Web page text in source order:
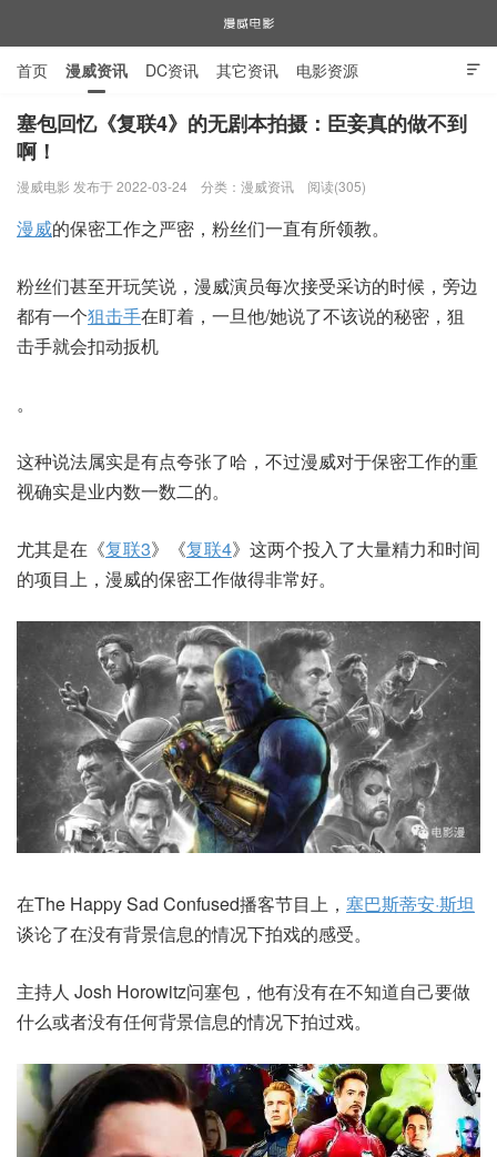
漫威电影

首页 漫威资讯 DC资讯 其它资讯 电影资源
电视剧资源 漫威图片
塞包回忆《复联4》的无剧本拍摄：臣妾真的做不到
啊！
漫威电影 发布于 2022-03-24 分类： 漫威资讯 阅读(305)
漫威的保密工作之严密，粉丝们一直有所领教。
粉丝们甚至开玩笑说，漫威演员每次接受采访的时候，旁边
都有一个狙击手在盯着，一旦他/她说了不该说的秘密，狙
击手就会扣动扳机
。
这种说法属实是有点夸张了哈，不过漫威对于保密工作的重
视确实是业内数一数二的。
尤其是在《复联3》《复联4》这两个投入了大量精力和时间
的项目上，漫威的保密工作做得非常好。
在The Happy Sad Confused播客节目上， 塞巴斯蒂安·斯坦
谈论了在没有背景信息的情况下拍戏的感受。
主持人 Josh Horowitz问塞包，他有没有在不知道自己要做
什么或者没有任何背景信息的情况下拍过戏。